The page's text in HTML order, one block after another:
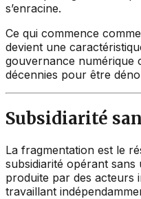
s’enracine.
Ce qui commence
devient une
gouvernance numérique
décennies pour être
Subsidiarité
La fragmentation est le
subsidiarité opérant
produite par des acteurs
travaillant